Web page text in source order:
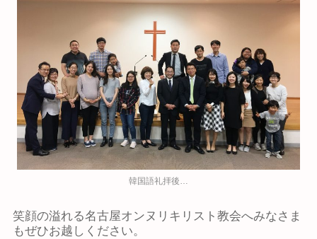
韓国語礼拝後…
笑顔の溢れる名古屋オンヌリキリスト教会へみなさま
もぜひお越しください。